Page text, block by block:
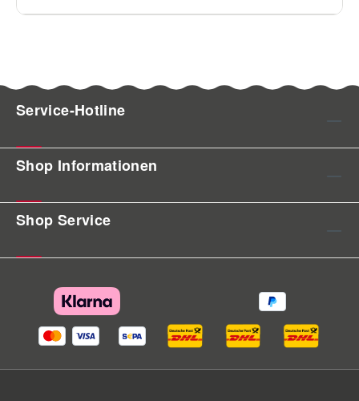
Service-Hotline
Shop Informationen
Shop Service